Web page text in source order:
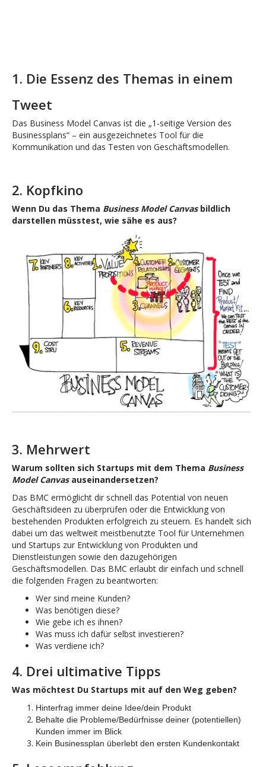
1. Die Essenz des Themas in einem
Tweet
Das Business Model Canvas ist die „1-seitige Version des
Businessplans“ – ein ausgezeichnetes Tool für die
Kommunikation und das Testen von Geschäftsmodellen.
2. Kopfkino
Wenn Du das Thema Business Model Canvasbildlich
darstellen müsstest, wie sähe es aus?
3. Mehrwert
Warum sollten sich Startups mit dem Thema Business
Model Canvasauseinandersetzen?
Das BMC ermöglicht dir schnell das Potential von neuen
Geschäftsideen zu überprüfen oder die Entwicklung von
bestehenden Produkten erfolgreich zu steuern. Es handelt sich
dabei um das weltweit meistbenutzte Tool für Unternehmen
und Startups zur Entwicklung von Produkten und
Dienstleistungen sowie den dazugehörigen
Geschäftsmodellen. Das BMC erlaubt dir einfach und schnell
die folgenden Fragen zu beantworten:
Wer sind meine Kunden?
Was benötigen diese?
Wie gebe ich es ihnen?
Was muss ich dafür selbst investieren?
Was verdiene ich?
4. Drei ultimative Tipps
Was möchtest Du Startups mit auf den Weg geben?
Hinterfrag immer deine Idee/dein Produkt
Behalte die Probleme/Bedürfnisse deiner (potentiellen)
Kunden immer im Blick
Kein Businessplan überlebt den ersten Kundenkontakt